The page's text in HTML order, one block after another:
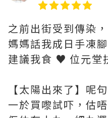
之前出街受到傳染
媽媽話我成日手凍
建議我食 ♥ 位元堂
【太陽出來了】呢
一於買嚟試吓，估